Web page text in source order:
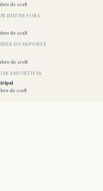
de 2018
JUIZ DE FORA
de 2018
DO ESPORTE
de 2018
ESPORTIVAS
de 2018